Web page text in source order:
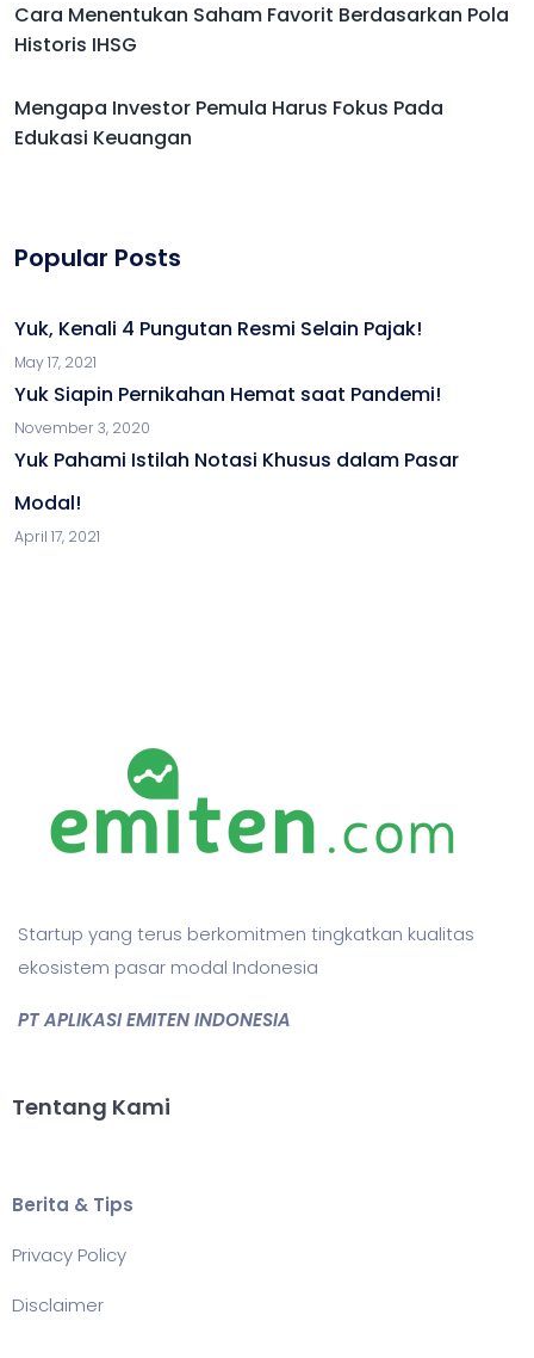
Cara Menentukan Saham Favorit Berdasarkan Pola
Historis IHSG
Mengapa Investor Pemula Harus Fokus Pada
Edukasi Keuangan
Popular Posts
Yuk, Kenali 4 Pungutan Resmi Selain Pajak!
May 17, 2021
Yuk Siapin Pernikahan Hemat saat Pandemi!
November 3, 2020
Yuk Pahami Istilah Notasi Khusus dalam Pasar
Modal!
April 17, 2021
Startup yang terus berkomitmen tingkatkan kualitas
ekosistem pasar modal Indonesia
PT APLIKASI EMITEN INDONESIA
Tentang Kami
Berita & Tips
Privacy Policy
Disclaimer